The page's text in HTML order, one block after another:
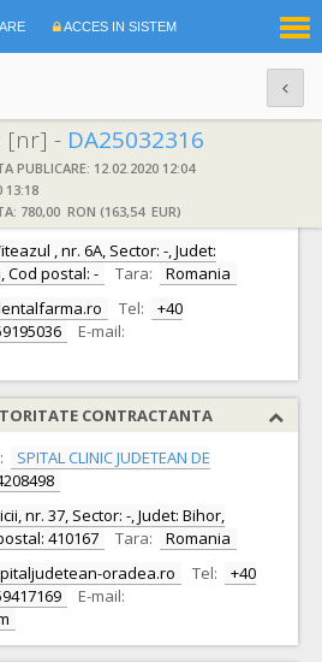
ACCES IN SISTEM
[nr] - DA25032316
PUBLICARE: 12.02.2020 12:04
13:18
780,00 RON (163,54 EUR)
CIF: 27666605
, nr. 6A, Sector: -, Judet:
Cod postal: -
Tara:
Romania
Tel:
+40
E-mail:
CONTRACTANTA
SPITAL CLINIC JUDETEAN DE
nr. 37, Sector: -, Judet: Bihor,
410167
Tara:
Romania
oradea.ro Tel:
+40
E-mail: